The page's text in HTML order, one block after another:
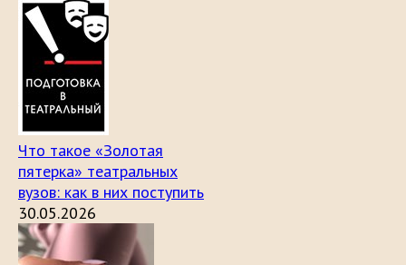
Что такое «Золотая
пятерка» театральных
вузов: как в них поступить
30.05.2026